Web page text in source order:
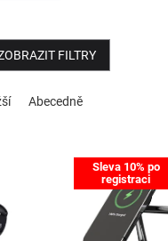
FILTRY
Abecedně
Sleva 10% po
registraci